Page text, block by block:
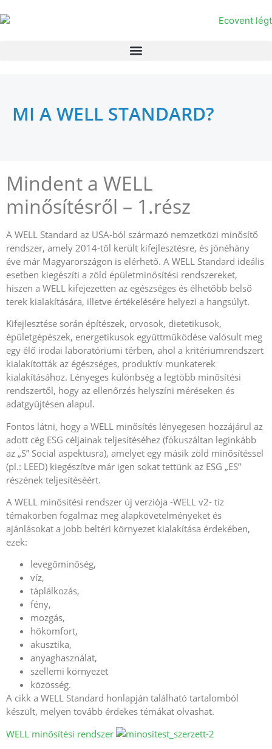
MI A WELL STANDARD?
Mindent a WELL
minősítésről – 1.rész
A WELL Standard az USA-ból származó nemzetközi minősítő
rendszer, amely 2014-től került kifejlesztésre, és jónéhány
éve már Magyarországon is elérhető. A WELL Standard ideális
esetben kiegészíti a zöld épületminősítési rendszereket,
hiszen a WELL kifejezetten az egészséges és élhetőbb belső
terek kialakítására, illetve értékelésére helyezi a hangsúlyt.
Kifejlesztése során építészek, orvosok, dietetikusok,
épületgépészek, energetikusok együttműködése valósult meg
egy élő irodai laboratóriumi térben, ahol a kritériumrendszert
kialakították az égészséges, produktív munkaterek
kialakításához. Lényeges különbség a legtöbb minősítési
rendszertől, hogy az ellenőrzés helyszíni méréseken és
adatgyűjtésen alapul.
Fontos látni, hogy a WELL minősítés lényegesen hozzájárul az
adott cég ESG céljainak teljesítéséhez (fókuszáltan leginkább
az „S” Social aspektusra), amelyet egy másik zöld minősítéssel
(pl.: LEED) kiegészítve már igen sokat tettünk az ESG „ES”
részének teljesítéséért.
A WELL minősítési rendszer új verziója -WELL v2- tíz
témakörben fogalmaz meg alapkövetelményeket és
ajánlásokat a jobb beltéri környezet kialakítása érdekében,
ezek:
levegőminőség,
víz,
táplálkozás,
fény,
mozgás,
hőkomfort,
akusztika,
anyaghasználat,
szellemi környezet
közösség.
A cikk a WELL Standard honlapján található tartalomból
készült, melyen tovább érdekes témákat olvashat.
WELL minősítési rendszer